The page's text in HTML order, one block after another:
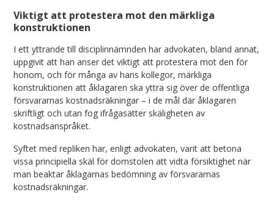
Viktigt att protestera mot den märkliga
konstruktionen
I ett yttrande till disciplinnämnden har advokaten, bland annat,
uppgivit att han anser det viktigt att protestera mot den för
honom, och för många av hans kollegor, märkliga
konstruktionen att åklagaren ska yttra sig över de offentliga
försvararnas kostnadsräkningar – i de mål där åklagaren
skriftligt och utan fog ifrågasätter skäligheten av
kostnadsanspråket.
Syftet med repliken har, enligt advokaten, varit att betona
vissa principiella skäl för domstolen att vidta försiktighet när
man beaktar åklagarnas bedömning av försvararnas
kostnadsräkningar.